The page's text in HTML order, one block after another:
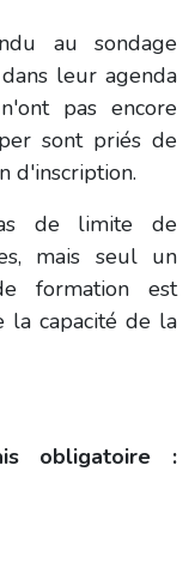
au sondage
leur agenda
pas encore
sont priés de
d'inscription.
de limite de
mais seul un
formation est
la capacité de la
obligatoire :